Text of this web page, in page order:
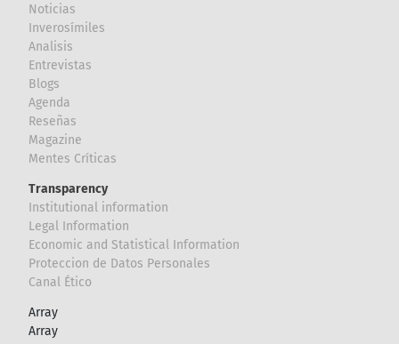
Noticias
Inverosímiles
Analisis
Entrevistas
Blogs
Agenda
Reseñas
Magazine
Mentes Críticas
Transparency
Institutional information
Legal Information
Economic and Statistical Information
Proteccion de Datos Personales
Canal Ético
Array
Array